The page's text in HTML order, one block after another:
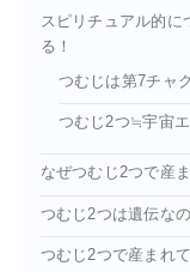
スピリチュアル的に
る！
つむじは第7チャ
つむじ2つ≒宇宙
なぜつむじ2つで産
つむじ2つは遺伝な
つむじ2つで産まれ